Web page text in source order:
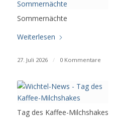
Sommernächte
Weiterlesen
27. Juli 2026 / 0 Kommentare
Tag des Kaffee-Milchshakes